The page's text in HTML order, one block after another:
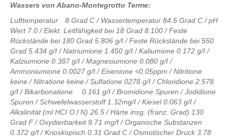
Wassers von Abano-Montegrotto Terme:
Lufttemperatur 8 Grad C / Wassertemperatur 84.5 Grad C / pH
Wert 7.0 / Elekt. Leitfähigkeit bei 18 Grad 8.100 / Feste
Rückstände bei 180 Grad 5.806 g/I / Feste Rückstände bei 550
Grad 5.434 g/I / Natriumione 1.450 g/I / Kaliumione 0.172 g/I /
Kalziumione 0.387 g/I / Magnesiumione 0.080 g/I /
Ammoniumione 0.0027 g/I / Eisenione <0.05ppm / Nitritione
keine / Nitratione keine / Sulfatione 0278 g/I / Chloridione 2.578
g/I / Bikarbonatione 0.161 g/I / Bromidione Spuren / Jodidione
Spuren / Schwefelwasserstoff 1.32mg/I / Kiesel 0.063 g/I /
Alkalinität (ml HCI O.l N) 26.5 / Härte insg. (franz. Grad) 130
Grad F / Oxydierbarkeit 9.71 mg/f / Organische Substanzen
0.372 g/f / Krioskopisch 0.31 Grad C / Osmotischer Druck 3.78